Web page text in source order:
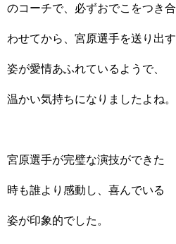
のコーチで、必ずおでこをつき合
わせてから、宮原選手を送り出す
姿が愛情あふれているようで、
温かい気持ちになりましたよね。
宮原選手が完璧な演技ができた
時も誰より感動し、喜んでいる
姿が印象的でした。